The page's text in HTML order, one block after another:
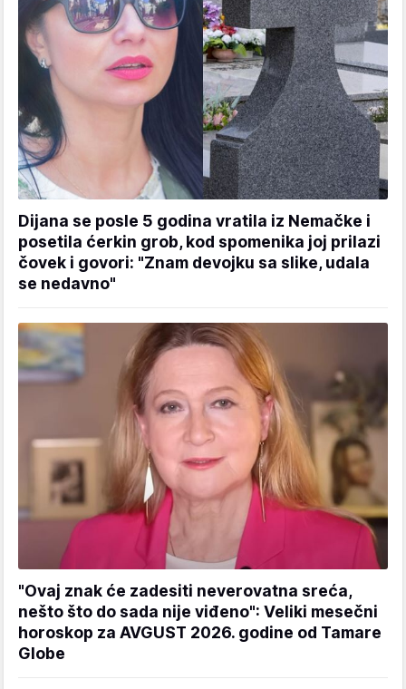
Dijana se posle 5 godina vratila iz Nemačke i
posetila ćerkin grob, kod spomenika joj prilazi
čovek i govori: "Znam devojku sa slike, udala
se nedavno"
"Ovaj znak će zadesiti neverovatna sreća,
nešto što do sada nije viđeno": Veliki mesečni
horoskop za AVGUST 2026. godine od Tamare
Globe